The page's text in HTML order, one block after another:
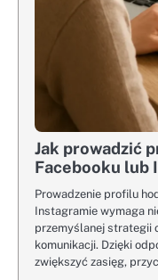
Jak prowadzić
Facebooku lub
Prowadzenie profilu
Instagramie wymaga
przemyślanej strategii
komunikacji. Dzięki
zwiększyć zasięg,